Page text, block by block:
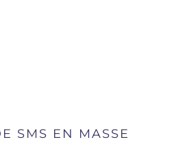
SMS EN MASSE